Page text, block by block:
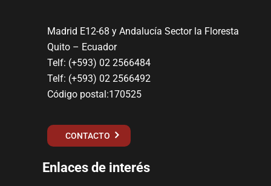
Madrid E12-68 y Andalucía Sector la Floresta
Quito – Ecuador
Telf: (+593) 02 2566484
Telf: (+593) 02 2566492
Código postal:170525
CONTACTO
Enlaces de interés